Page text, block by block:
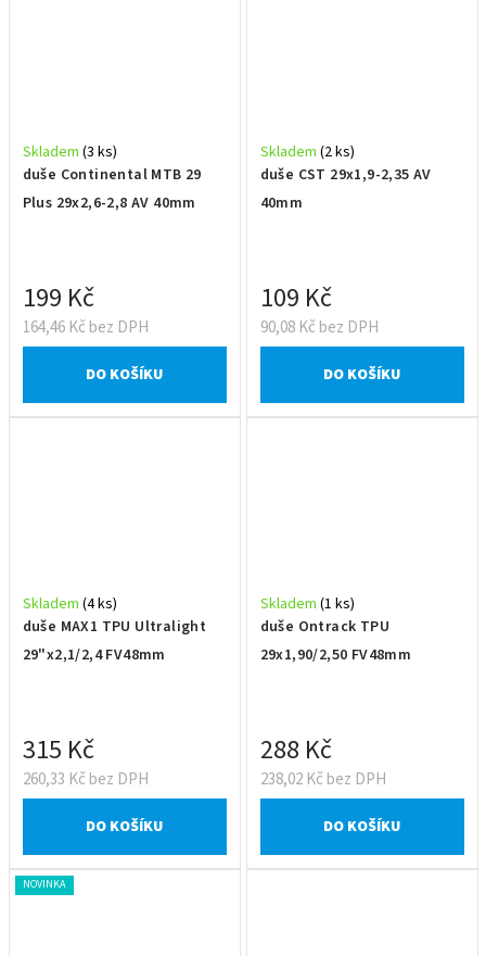
duše Continental MTB 29
Plus 29x2,6-2,8 AV 40mm
Skladem (3 ks)
164,46 Kč bez DPH
199 Kč
DO KOŠÍKU
duše CST 29x1,9-2,35 AV
40mm
Skladem (2 ks)
90,08 Kč bez DPH
109 Kč
DO KOŠÍKU
duše MAX1 TPU Ultralight
29"x2,1/2,4 FV48mm
Skladem (4 ks)
260,33 Kč bez DPH
315 Kč
DO KOŠÍKU
duše Ontrack TPU
29x1,90/2,50 FV48mm
Skladem (1 ks)
238,02 Kč bez DPH
288 Kč
DO KOŠÍKU
NOVINKA